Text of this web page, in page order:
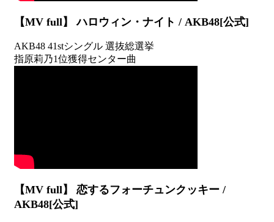
【MV full】 ハロウィン・ナイト / AKB48[公式]
AKB48 41stシングル 選抜総選挙
指原莉乃1位獲得センター曲
【MV full】 恋するフォーチュンクッキー /
AKB48[公式]